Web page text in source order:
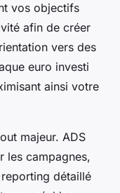
vos objectifs
afin de créer
vers des
euro investi
ainsi votre
majeur. ADS
les campagnes,
détaillé